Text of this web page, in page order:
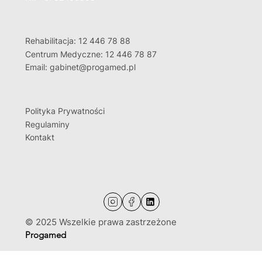
Rehabilitacja: 12 446 78 88
Centrum Medyczne: 12 446 78 87
Email: gabinet@progamed.pl
© 2025 Wszelkie prawa zastrzeżone
Progamed
Polityka Prywatności
Regulaminy
Kontakt